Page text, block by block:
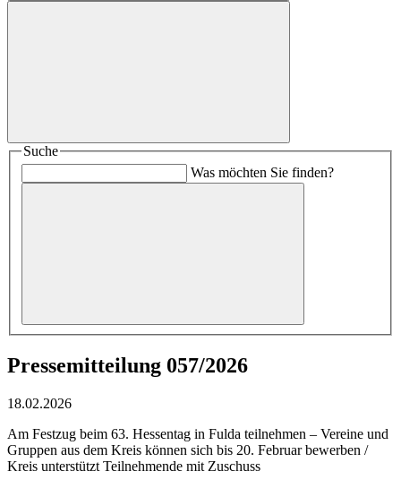
Suche
Was möchten Sie finden?
Pressemitteilung 057/2026
18.02.2026
Am Festzug beim 63. Hessentag in Fulda teilnehmen – Vereine und
Gruppen aus dem Kreis können sich bis 20. Februar bewerben /
Kreis unterstützt Teilnehmende mit Zuschuss